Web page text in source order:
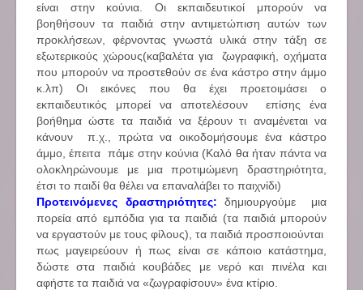
είναι στην κούνια. Οι εκπαιδευτικοί μπορούν να
βοηθήσουν τα παιδιά στην αντιμετώπιση αυτών των
προκλήσεων, φέρνοντας γνωστά υλικά στην τάξη σε
εξωτερικούς χώρους(καβαλέτα για ζωγραφική, οχήματα
που μπορούν να προστεθούν σε ένα κάστρο στην άμμο
κ.λπ) Οι εικόνες που θα έχει προετοιμάσει ο
εκπαιδευτικός μπορεί να αποτελέσουν επίσης ένα
βοήθημα ώστε τα παιδιά να ξέρουν τι αναμένεται να
κάνουν π.χ., πρώτα να οικοδομήσουμε ένα κάστρο
άμμο, έπειτα πάμε στην κούνια (Καλό θα ήταν πάντα να
ολοκληρώνουμε με μια προτιμώμενη δραστηριότητα,
έτσι το παιδί θα θέλει να επαναλάβει το παιχνίδι)
Προτεινόμενες δραστηριότητες:
δημιουργούμε μια
πορεία από εμπόδια για τα παιδιά (τα παιδιά μπορούν
να εργαστούν με τους φίλους), τα παιδιά προσποιούνται
πως μαγειρεύουν ή πως είναι σε κάποιο κατάστημα,
δώστε στα παιδιά κουβάδες με νερό και πινέλα και
αφήστε τα παιδιά να «ζωγραφίσουν» ένα κτίριο.